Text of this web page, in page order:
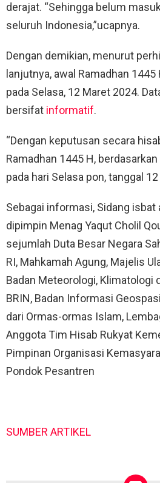
derajat. “Sehingga belum
seluruh Indonesia,”ucapnya.
Dengan demikian, menurut
lanjutnya, awal Ramadhan
pada Selasa, 12 Maret 2024.
bersifat informatif.
“Dengan keputusan secara
Ramadhan 1445 H,
pada hari Selasa pon, tanggal
Sebagai informasi, Sidang isbat
dipimpin Menag Yaqut Cholil
sejumlah Duta Besar Negara
RI, Mahkamah Agung, Majelis
Badan Meteorologi, Klimatologi
BRIN, Badan Informasi
dari Ormas-ormas Islam,
Anggota Tim Hisab Rukyat
Pimpinan Organisasi
Pondok Pesantren
SUMBER ARTIKEL